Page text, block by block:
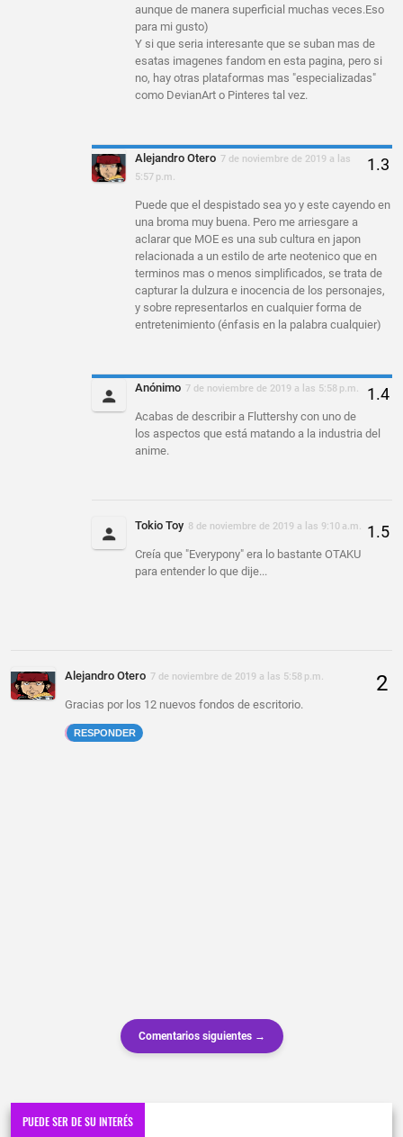
aunque de manera superficial muchas veces.Eso
para mi gusto)
Y si que seria interesante que se suban mas de
esatas imagenes fandom en esta pagina, pero si
no, hay otras plataformas mas "especializadas"
como DevianArt o Pinteres tal vez.
Alejandro Otero 7 de noviembre de 2019 a las
5:57 p.m.
Puede que el despistado sea yo y este cayendo en
una broma muy buena. Pero me arriesgare a
aclarar que MOE es una sub cultura en japon
relacionada a un estilo de arte neotenico que en
terminos mas o menos simplificados, se trata de
capturar la dulzura e inocencia de los personajes,
y sobre representarlos en cualquier forma de
entretenimiento (énfasis en la palabra cualquier)
Anónimo 7 de noviembre de 2019 a las 5:58 p.m.
Acabas de describir a Fluttershy con uno de
los aspectos que está matando a la industria del
anime.
Tokio Toy 8 de noviembre de 2019 a las 9:10 a.m.
Creía que "Everypony" era lo bastante OTAKU
para entender lo que dije...
Alejandro Otero 7 de noviembre de 2019 a las 5:58 p.m.
Gracias por los 12 nuevos fondos de escritorio.
RESPONDER
Comentarios siguientes →
PUEDE SER DE SU INTERÉS